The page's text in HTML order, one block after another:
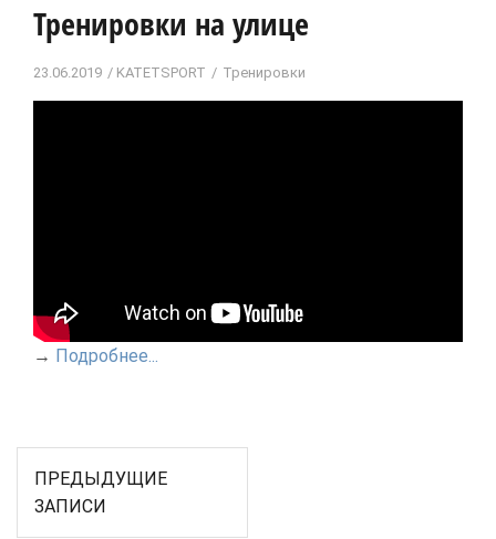
Тренировки на улице
23.06.2019 KATETSPORT Тренировки
→ Подробнее...
Навигация
по
ПРЕДЫДУЩИЕ
ЗАПИСИ